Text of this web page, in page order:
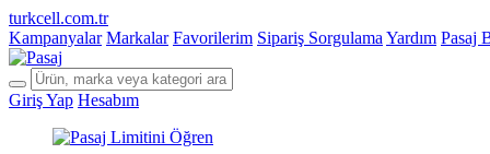
turkcell.com.tr
Kampanyalar Markalar Favorilerim Sipariş Sorgulama Yardım Pasaj
Giriş Yap Hesabım